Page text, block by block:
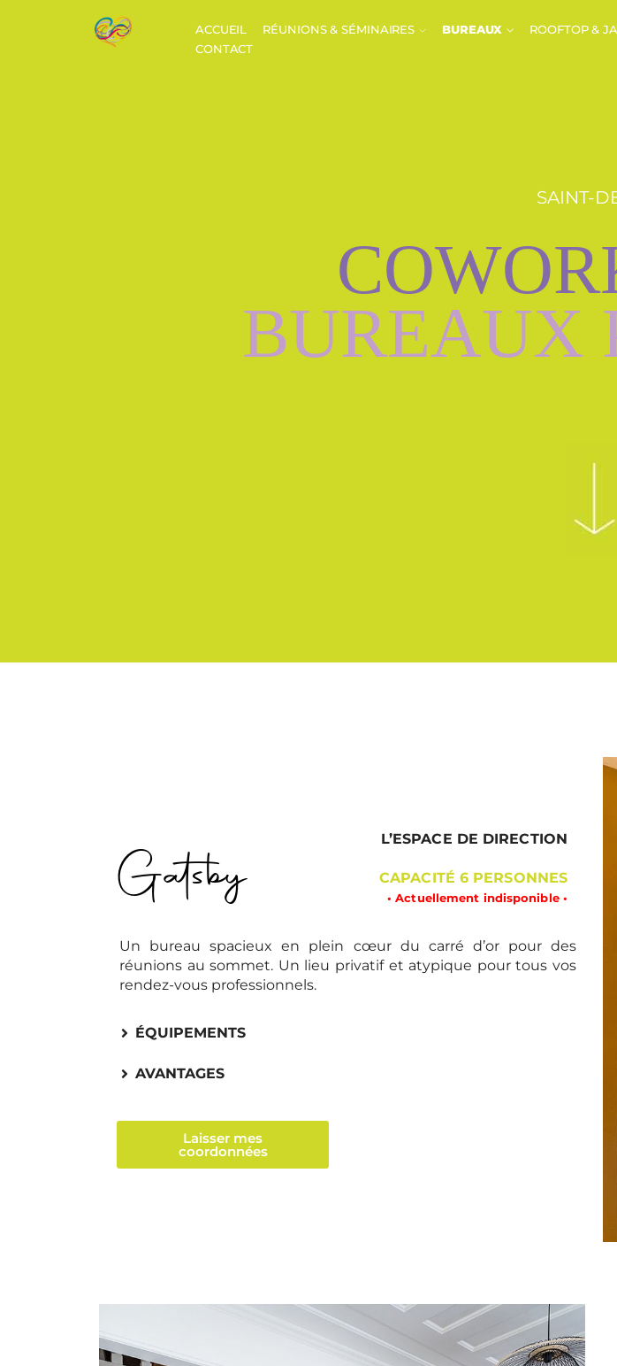
ACCUEIL RÉUNIONS & SÉMINAIRES BUREAUX ROOFTOP &
CONTACT
SAINT-
BUREAUX
Gatsby
L’ESPACE DE DIRECTION
CAPACITÉ 6 PERSONNES
• Actuellement indisponible •
Un bureau spacieux en plein cœur du carré d’or pour des
réunions au sommet. Un lieu privatif et atypique pour tous vos
rendez-vous professionnels.
ÉQUIPEMENTS
AVANTAGES
Laisser mes
coordonnées